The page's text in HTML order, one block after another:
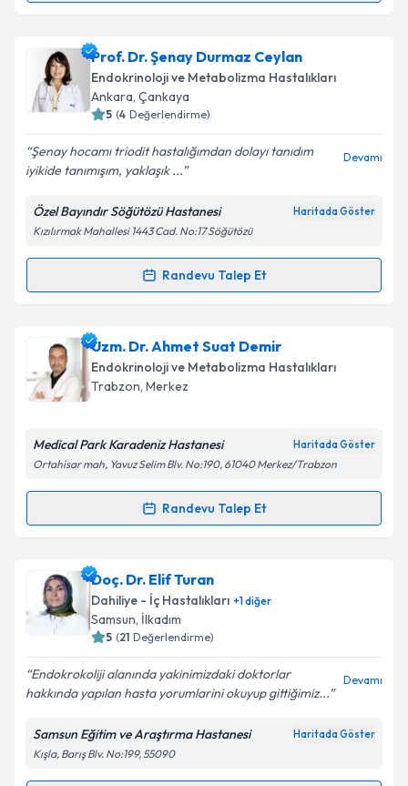
Uzm. Dr. Afruz Babayevaiçin randevu takvimi talebi
oluşturun. Size bu uzmandan randevu almanız için bir
takvim hazırlandığında e-posta ile bilgilendireceğiz.
Kişisel verilerimin işlenmesine ilişkin
Aydınlatma
Metni'ni okudum ve kişisel verilerimin belirtilen
kapsamda işlenmesini kabul ediyorum.
Prof. Dr. Şenay Durmaz Ceylan
Endokrinoloji ve Metabolizma Hastalıkları
Ankara, Çankaya
5 (4 Değerlendirme)
Şenay hocamı triodit hastalığımdan dolayı tanıdım
iyikide tanımışım, yaklaşık ...
Devamı
Özel Bayındır Söğütözü Hastanesi Haritada Göster
Kızılırmak Mahallesi 1443 Cad. No:17 Söğütözü
Randevu Talep Et
Randevu Takvimi Talebi
Prof. Dr. Şenay Durmaz Ceylaniçin randevu
takvimi talebi oluşturun. Size bu uzmandan randevu
almanız için bir takvim hazırlandığında e-posta ile
bilgilendireceğiz.
Kişisel verilerimin işlenmesine ilişkinAydınlatma
kapsamda işlenmesini kabul ediyorum.
Takvim Talebini Gönder
Uzm. Dr. Ahmet Suat Demir
Endokrinoloji ve Metabolizma Hastalıkları
Trabzon, Merkez
Medical Park Karadeniz Hastanesi Haritada Göster
Ortahisar mah, Yavuz Selim Blv. No:190, 61040 Merkez/Trabzon
Randevu Talep Et
Randevu Takvimi Talebi
Uzm. Dr. Ahmet Suat Demir
talebi oluşturun. Size bu uzmandan randevu almanız
için bir takvim hazırlandığında e-posta ile
bilgilendireceğiz.
E-posta Adresiniz
Kişisel verilerimin işlenmesine ilişkin
Metni'ni okudum ve kişisel verilerimin belirtilen
Doç. Dr. Elif Turan
Dahiliye - İç Hastalıkları +1diğer
Samsun, İlkadım
5 (21 Değerlendirme)
Endokrokoliji alanında yakinimizdaki doktorlar
hakkında yapılan hasta yorumlarini okuyup gittiğimiz...
Devamı
Samsun Eğitim ve Araştırma Hastanesi Haritada Göster
Kışla, Barış Blv. No:199, 55090